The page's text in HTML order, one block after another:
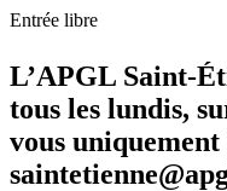
Entrée libre
L’APGL Saint-
tous les lundis,
vous